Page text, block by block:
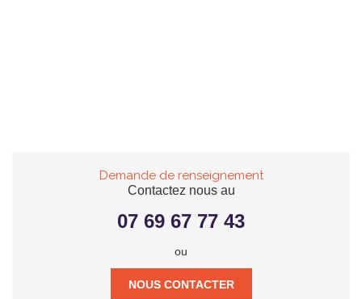
Demande de renseignement
Contactez nous au
07 69 67 77 43
ou
NOUS CONTACTER